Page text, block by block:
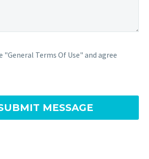
"General Terms Of Use" and agree